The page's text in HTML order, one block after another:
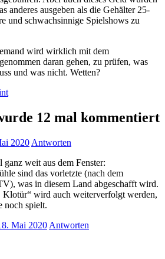
anderes ausgeben als die Gehälter 25-
und schwachsinnige Spielshows zu
wird wirklich mit dem
daran gehen, zu prüfen, was
und was nicht. Wetten?
12 mal kommentiert
2020 Antworten
ganz weit aus dem Fenster:
sind das vorletzte (nach dem
was in diesem Land abgeschafft wird.
wird auch weiterverfolgt werden,
noch spielt.
Mai 2020 Antworten